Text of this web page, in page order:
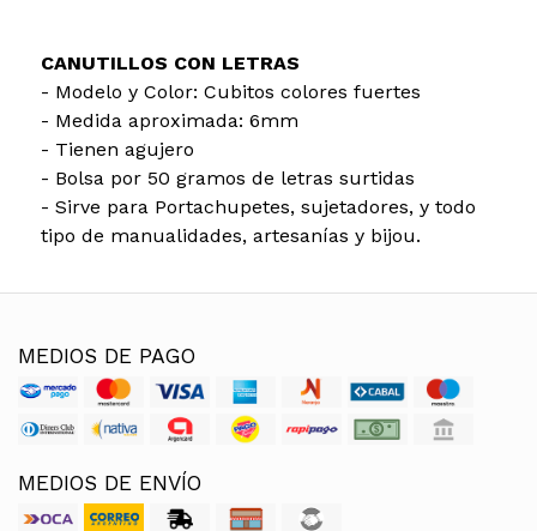
CANUTILLOS CON LETRAS
- Modelo y Color: Cubitos colores fuertes
- Medida aproximada: 6mm
- Tienen agujero
- Bolsa por 50 gramos de letras surtidas
- Sirve para Portachupetes, sujetadores, y todo
tipo de manualidades, artesanías y bijou.
MEDIOS DE PAGO
MEDIOS DE ENVÍO